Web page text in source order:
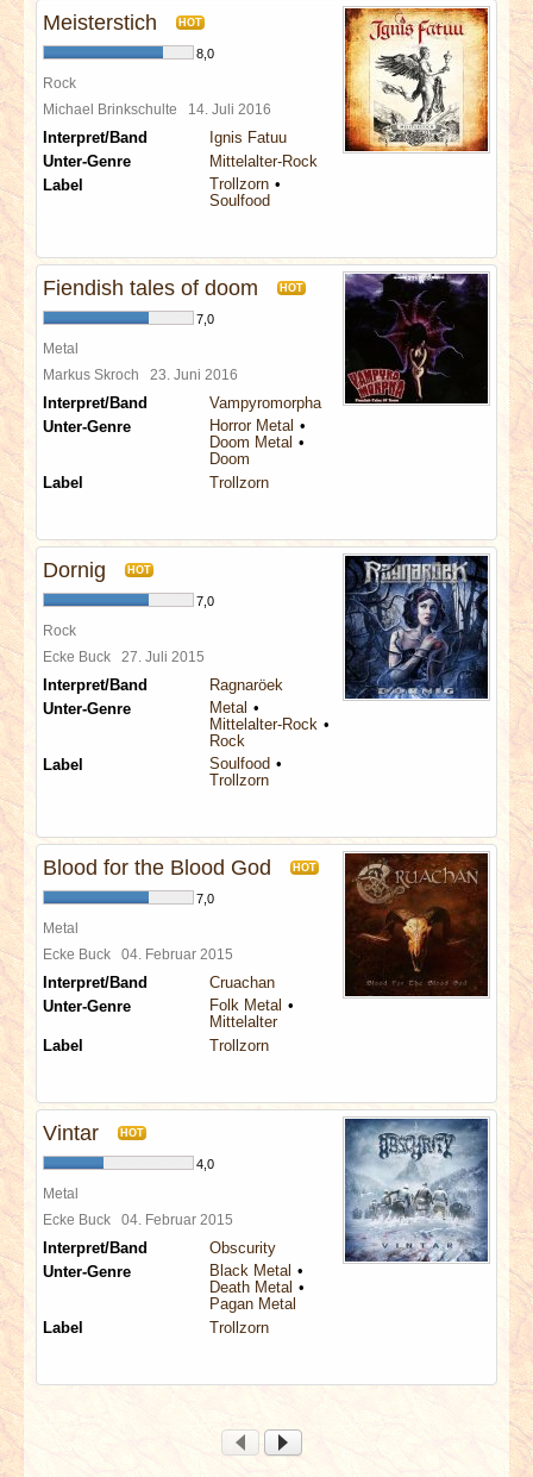
Meisterstich HOT
8,0
Rock
Michael Brinkschulte 14. Juli 2016
Interpret/Band
Ignis Fatuu
Unter-Genre
Mittelalter-Rock
Label
Trollzorn
Soulfood
Fiendish tales of doom HOT
7,0
Metal
Markus Skroch 23. Juni 2016
Interpret/Band
Vampyromorpha
Unter-Genre
Horror Metal
Doom Metal
Doom
Label
Trollzorn
Dornig HOT
7,0
Rock
Ecke Buck 27. Juli 2015
Interpret/Band
Ragnaröek
Unter-Genre
Metal
Mittelalter-Rock
Rock
Label
Soulfood
Trollzorn
Blood for the Blood God HOT
7,0
Metal
Ecke Buck 04. Februar 2015
Interpret/Band
Cruachan
Unter-Genre
Folk Metal
Mittelalter
Label
Trollzorn
Vintar HOT
4,0
Metal
Ecke Buck 04. Februar 2015
Interpret/Band
Obscurity
Unter-Genre
Black Metal
Death Metal
Pagan Metal
Label
Trollzorn